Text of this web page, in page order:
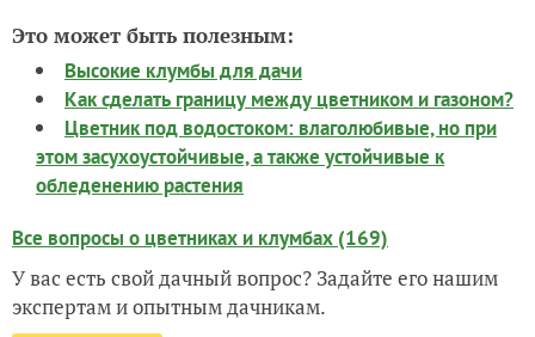
Это может быть полезным:
Высокие клумбы для дачи
Как сделать границу между цветником и газоном?
Цветник под водостоком: влаголюбивые, но при
этом засухоустойчивые, а также устойчивые к
обледенению растения
Все вопросы о цветниках и клумбах (169)
У вас есть свой дачный вопрос? Задайте его нашим
экспертам и опытным дачникам.